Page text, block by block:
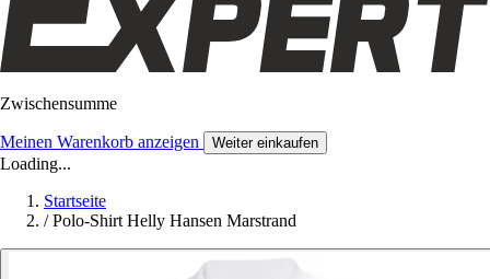
Zwischensumme
Meinen Warenkorb anzeigen Weiter einkaufen
Loading...
Startseite
/ Polo-Shirt Helly Hansen Marstrand